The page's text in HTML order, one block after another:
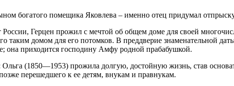
богатого помещика Яковлева – именно отец придумал
России, Герцен прожил с мечтой об общем доме для своей
таким домом для его потомков. В преддверие знаменательной
она приходится господину Амфу родной прабабушкой.
Ольга (1850—1953) прожила долгую, достойную жизнь, став
перешедшего к ее детям, внукам и правнукам.